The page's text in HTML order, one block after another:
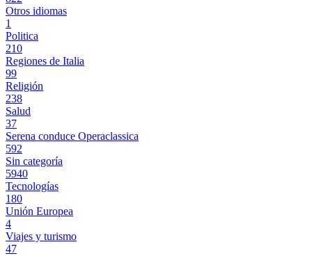
Otros idiomas
1
Politica
210
Regiones de Italia
99
Religión
238
Salud
37
Serena conduce Operaclassica
592
Sin categoría
5940
Tecnologías
180
Unión Europea
4
Viajes y turismo
47